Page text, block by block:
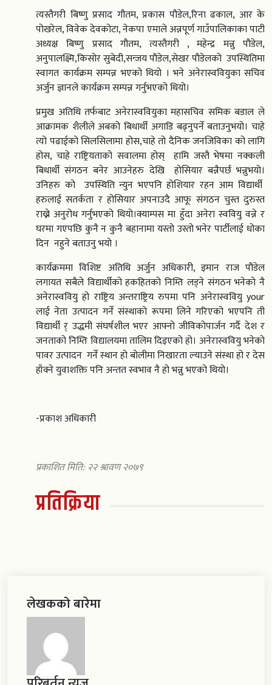
त्यस्तैगरी बिष्णु प्रसाद गौतम, प्रकास पौडेल,रिना ढकाल, आर के
पोखरेल, विवेक देवकोटा, नेकपा एमाले अन्नपूर्ण गाउँपालिकाका पाटी
अध्यक्ष बिष्णु प्रसाद गौतम, त्यस्तैगरी , महेन्द्र मन्नु पौडेल,
अनुपालक्ष्मि,किसोर सुबेदी,सन्जय पौडेल,सेखर पौडेलको उपस्थितिमा
स्वागत कार्यक्रम सम्पन्न भएको थियो । भने अनेरास्ववियुका सचिव
अर्जुन ज्ञानले कार्यक्रम सम्पन्न गर्नुभएको थियो।
प्रमुख अतिथि तर्फबाट अनेरास्ववियुका महासचिव समिक बडाल ले
आक्रामक शैलीले अबको बिधार्थी अगाडि बढ्नुपर्ने बताउनुभयो। चाहे
त्यो पढाईको सिलसिलामा होस,चाहे तो दैनिक जनजिविका को लागि
होस, चाहे राष्ट्रियताको सवालमा होस् हामि जस्तै भेषमा नक्कली
बिधार्थी संगठन बनेर आउनेहरु देखि होसियार बन्नैपर्छ भन्नुभयो।
उनिहरु को उपस्थिति न्युन भएपनि होशियार रहन आम विद्यार्थी
हरुलाई सतर्कता र होसियार अपनाउदै आफू संगठन चुस्त दुरुस्त
राख्ने अनुरोध गर्नुभएको थियो।क्याम्पस मा हुँदा अनेरा स्ववियु वन्ने र
घरमा गएपछि कुनै न कुनै बहानामा यस्तो उस्तो भनेर पार्टीलाई धोका
दिन नहुने बताउनु भयो ।
कार्यक्रममा विशिष्ट अतिथि अर्जुन अधिकारी, इमान राज पौडेल
लगायत सबैले विद्यार्थीको हकहितको निम्ति लड्ने संगठन भनेको नै
अनेरास्ववियु हो राष्ट्रिय अन्तराष्ट्रिय रुपमा पनि अनेरास्ववियु your
लाई नेता उत्पादन गर्ने संस्थाको रूपमा लिने गरिएको भएपनि ती
विद्यार्थी र् उद्धमी संघर्षशील भएर आफ्नो जीविकोपार्जन गर्दै देश र
जनताको निम्ति विद्यालयमा तालिम दिइएको हो। अनेरास्ववियु भनेको
पावर उत्पादन गर्ने स्थान हो बोलीमा निखारता ल्याउने संस्था हो र देस
हाँक्ने युवाशक्ति पनि अन्तत स्वभाव नै हो भन्नु भएको थियो।
-प्रकाश अधिकारी
प्रकाशित मिति: २२ श्रावण २०७९
प्रतिक्रिया
लेखकको बारेमा